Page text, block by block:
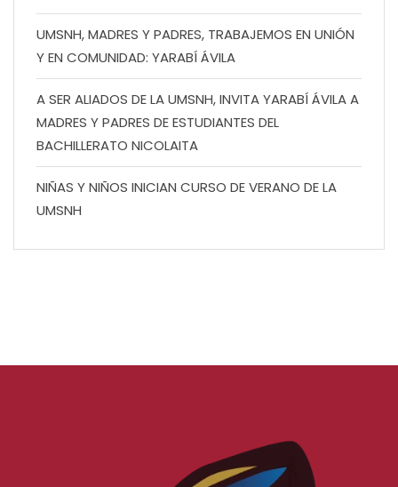
UMSNH, MADRES Y PADRES, TRABAJEMOS EN UNIÓN
Y EN COMUNIDAD: YARABÍ ÁVILA
A SER ALIADOS DE LA UMSNH, INVITA YARABÍ ÁVILA A
MADRES Y PADRES DE ESTUDIANTES DEL
BACHILLERATO NICOLAITA
NIÑAS Y NIÑOS INICIAN CURSO DE VERANO DE LA
UMSNH